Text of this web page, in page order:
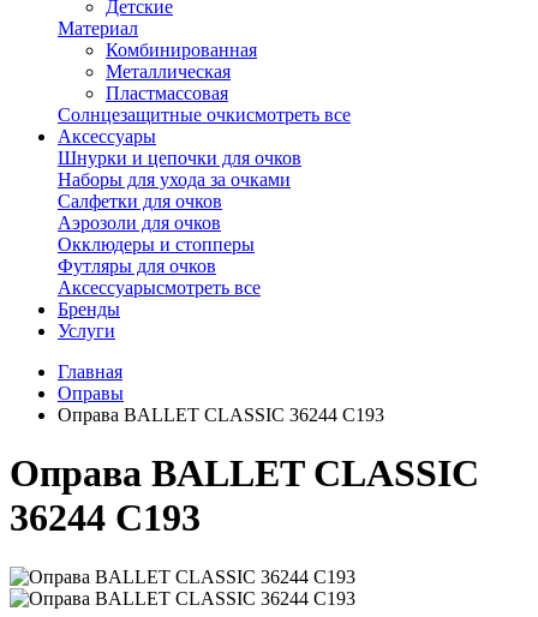
Детские
Материал
Комбинированная
Металлическая
Пластмассовая
Солнцезащитные очкисмотреть все
Аксессуары
Шнурки и цепочки для очков
Наборы для ухода за очками
Салфетки для очков
Аэрозоли для очков
Окклюдеры и стопперы
Футляры для очков
Аксессуарысмотреть все
Бренды
Услуги
Главная
Оправы
Оправа BALLET CLASSIC 36244 С193
Оправа BALLET CLASSIC
36244 С193